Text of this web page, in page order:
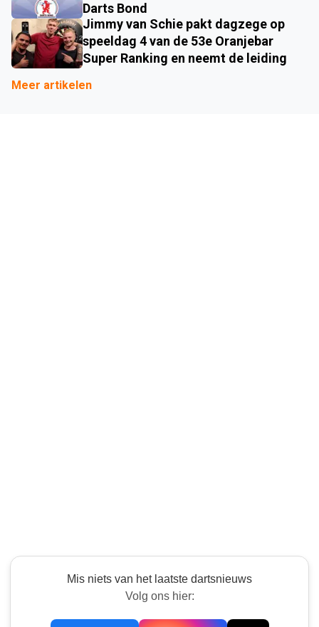
Darts Bond
Jimmy van Schie pakt dagzege op
speeldag 4 van de 53e Oranjebar
Super Ranking en neemt de leiding
Meer artikelen
Mis niets van het laatste dartsnieuws
Volg ons hier: